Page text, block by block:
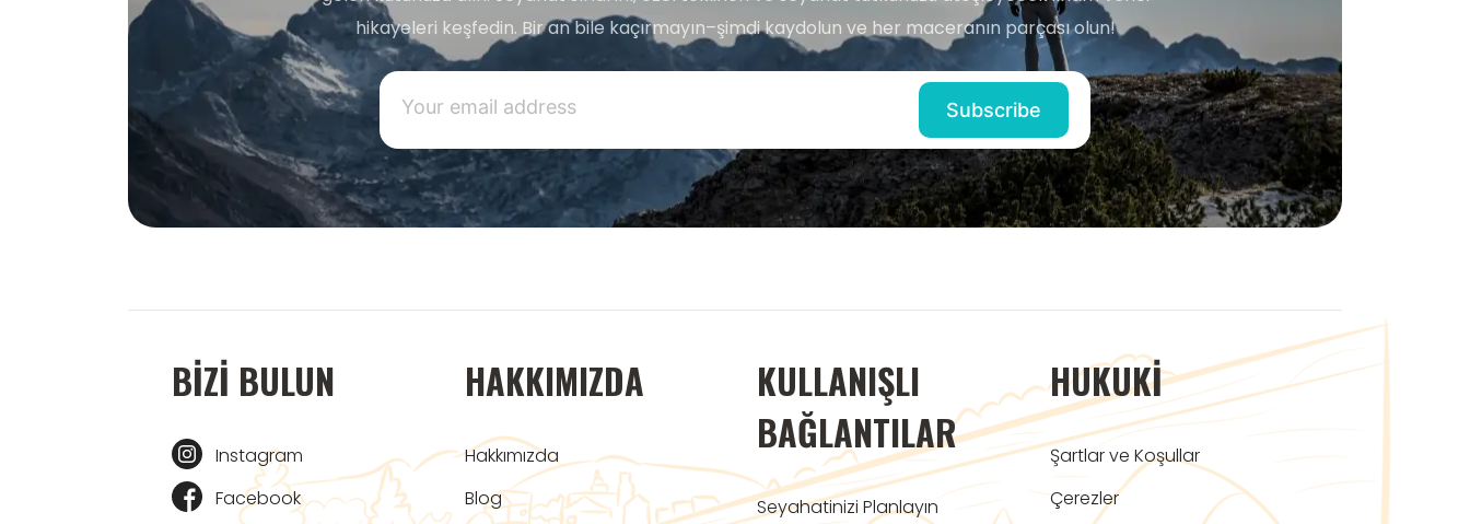
hikayeleri keşfedin. Bir an bile kaçırmayın–şimdi kaydolun ve her maceranın parçası olun!
BIZI BULUN
Instagram
Facebook
HAKKIMIZDA
Hakkımızda
Blog
KULLANIŞLI
BAĞLANTILAR
Seyahatinizi Planlayın
HUKUKI
Şartlar ve Koşullar
Çerezler